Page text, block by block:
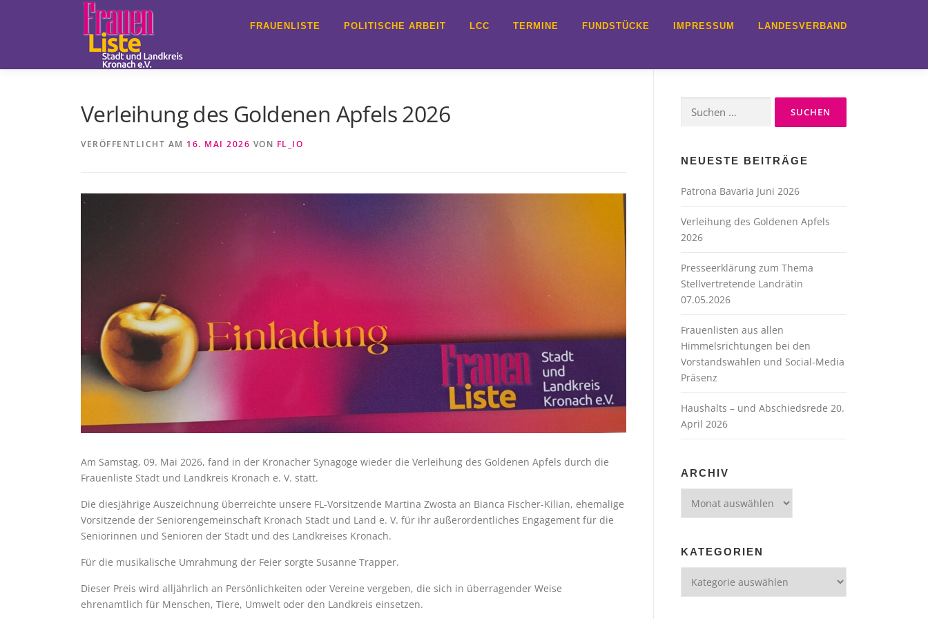
FRAUENLISTE POLITISCHE ARBEIT LCC TERMINE FUNDSTÜCKE IMPRESSUM LANDESVERBAND
Verleihung des Goldenen Apfels 2026
VERÖFFENTLICHT AM 16. MAI 2026 VON FL_IO
Am Samstag, 09. Mai 2026, fand in der Kronacher Synagoge wieder die Verleihung des Goldenen Apfels durch die
Frauenliste Stadt und Landkreis Kronach e. V. statt.
Die diesjährige Auszeichnung überreichte unsere FL-Vorsitzende Martina Zwosta an Bianca Fischer-Kilian, ehemalige
Vorsitzende der Seniorengemeinschaft Kronach Stadt und Land e. V. für ihr außerordentliches Engagement für die
Seniorinnen und Senioren der Stadt und des Landkreises Kronach.
Für die musikalische Umrahmung der Feier sorgte Susanne Trapper.
Dieser Preis wird alljährlich an Persönlichkeiten oder Vereine vergeben, die sich in überragender Weise
ehrenamtlich für Menschen, Tiere, Umwelt oder den Landkreis einsetzen.
nach:
NEUESTE BEITRÄGE
Patrona Bavaria Juni 2026
Verleihung des Goldenen Apfels
2026
Presseerklärung zum Thema
Stellvertretende Landrätin
07.05.2026
Frauenlisten aus allen
Himmelsrichtungen bei den
Vorstandswahlen und Social-Media
Präsenz
Haushalts – und Abschiedsrede 20.
April 2026
ARCHIV
KATEGORIEN